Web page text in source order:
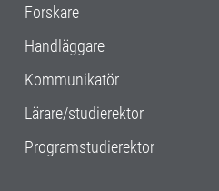
Forskare
Handläggare
Kommunikatör
Lärare/studierektor
Programstudierektor